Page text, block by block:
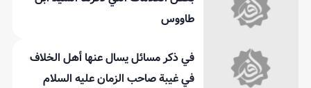
طاووس
في ذكر مسائل يسال عنها أهل الخلاف
في غيبة صاحب الزمان عليه السلام